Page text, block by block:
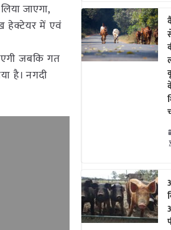
जाएगा,
हेक्टेयर में एवं
जबकि गत
है। नगदी